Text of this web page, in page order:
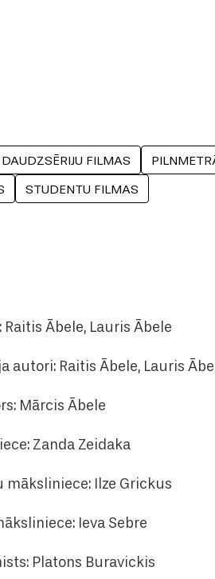
DAUDZSĒRIJU FILMAS
STUDENTU FILMAS
Raitis Ābele, Lauris Ābele
autori: Raitis Ābele, Lauris
Mārcis Ābele
Zanda Zeidaka
māksliniece: Ilze Grickus
Ieva Sebre
Platons Buravickis